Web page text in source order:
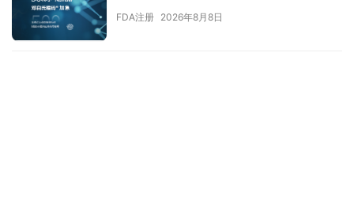
FDA注册 2026年8月8日